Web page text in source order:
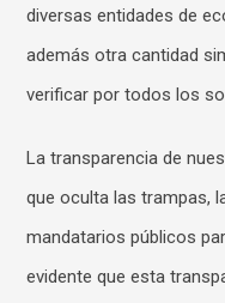
diversas entidades de
además otra cantidad
verificar por todos los
La transparencia de
que oculta las trampas,
mandatarios públicos
evidente que esta